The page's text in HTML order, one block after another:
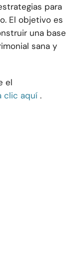
para
El objetivo es
una base
sana y
el
clic aquí .